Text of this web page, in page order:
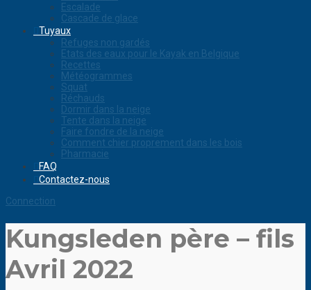
Escalade
Cascade de glace
Tuyaux
Refuges non gardés
Etats des eaux pour le Kayak en Belgique
Recettes
Météogrammes
Squat
Réchauds
Dormir dans la neige
Tente dans la neige
Faire fondre de la neige
Comment chier proprement dans les bois
Pharmacie
FAQ
Contactez-nous
Connection
Kungsleden père – fils
Avril 2022